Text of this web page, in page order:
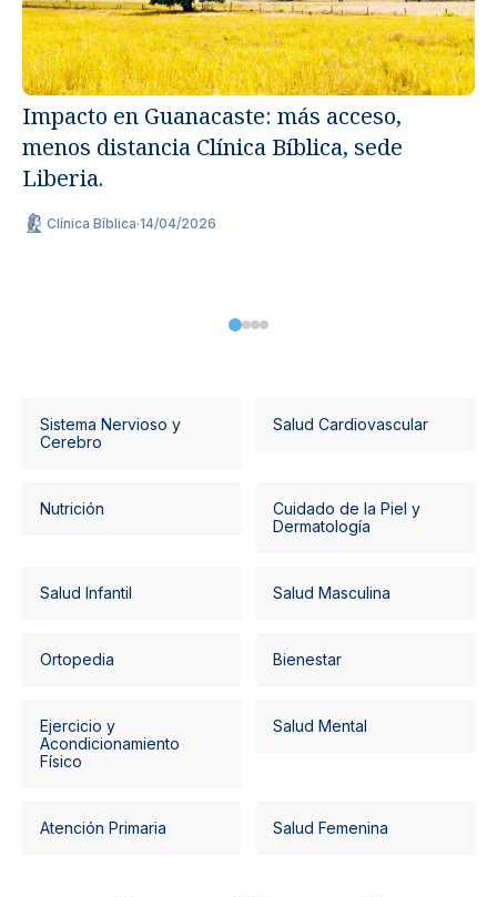
Impacto en Guanacaste: más acceso,
menos distancia Clínica Bíblica, sede
Liberia.
Clínica Bíblica·14/04/2026
Sistema Nervioso y
Cerebro
Salud Cardiovascular
Nutrición
Cuidado de la Piel y
Dermatología
Salud Infantil Salud Masculina
Ortopedia Bienestar
Ejercicio y
Acondicionamiento
Físico
Salud Mental
Atención Primaria Salud Femenina